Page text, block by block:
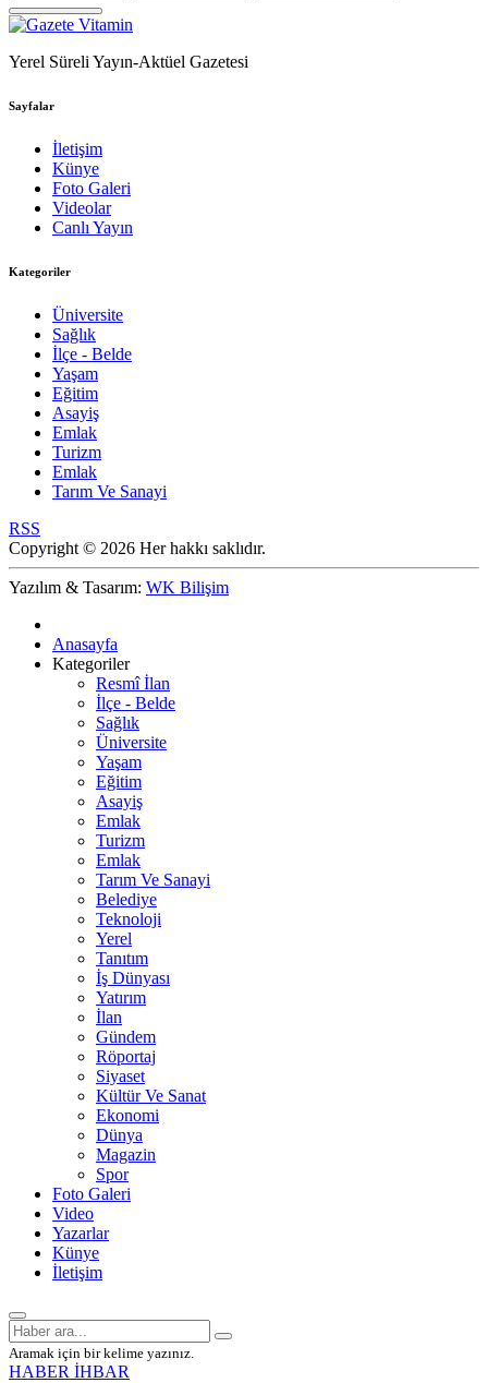
Yerel Süreli Yayın-Aktüel Gazetesi
Sayfalar
İletişim
Künye
Foto Galeri
Videolar
Canlı Yayın
Kategoriler
Üniversite
Sağlık
İlçe - Belde
Yaşam
Eğitim
Asayiş
Emlak
Turizm
Emlak
Tarım Ve Sanayi
RSS
Copyright © 2026 Her hakkı saklıdır.
Yazılım & Tasarım: WK Bilişim
Anasayfa
Kategoriler
Resmî İlan
İlçe - Belde
Sağlık
Üniversite
Yaşam
Eğitim
Asayiş
Emlak
Turizm
Emlak
Tarım Ve Sanayi
Belediye
Teknoloji
Yerel
Tanıtım
İş Dünyası
Yatırım
İlan
Gündem
Röportaj
Siyaset
Kültür Ve Sanat
Ekonomi
Dünya
Magazin
Spor
Foto Galeri
Video
Yazarlar
Künye
İletişim
Aramak için bir kelime yazınız.
HABER İHBAR